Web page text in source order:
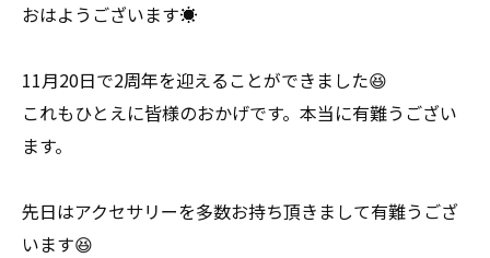
おはようございます☀
11月20日で2周年を迎えることができました😆
これもひとえに皆様のおかげです。本当に有難うござい
ます。
先日はアクセサリーを多数お持ち頂きまして有難うござ
います😆